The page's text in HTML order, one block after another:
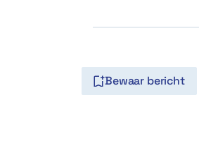
Bewaar bericht